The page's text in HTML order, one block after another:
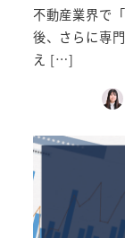
不動産業界で
後、さらに専
え […]